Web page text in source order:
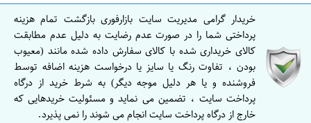
خریدار گرامی مدیریت سایت بازارفوری بازگشت تمام هزینه
پرداختی شما را در صورت عدم رضایت به دلیل عدم مطابقت
کالای خریداری شده با کالای سفارش داده شده مانند (معیوب
بودن ، تفاوت رنگ یا سایز یا درخواست هزینه اضافه توسط
فروشنده و یا هر دلیل موجه دیگر) به شرط خرید از درگاه
پرداخت سایت ، تضمین می نماید و مسئولیت خریدهایی که
خارج از درگاه پرداخت سایت انجام می شوند را نمی پذیرد.